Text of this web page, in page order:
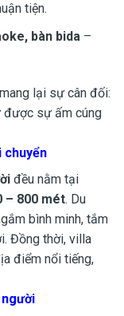
tiện.
bàn bida –
lại sự cân đối:
được sự ấm cúng
chuyển
đều nằm tại
– 800 mét. Du
bình minh, tắm
Đồng thời, villa
điểm nổi tiếng,
người